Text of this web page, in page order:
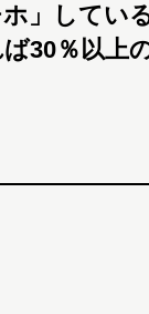
ホ」してい
ば30％以上